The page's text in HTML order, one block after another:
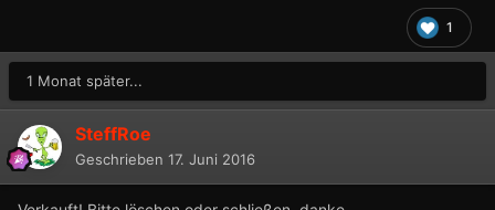
1
1 Monat später...
SteffRoe
Geschrieben 17. Juni 2016